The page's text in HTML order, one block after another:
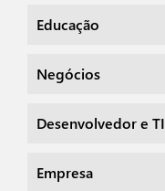
Educação
Negócios
Desenvolvedor e TI
Empresa